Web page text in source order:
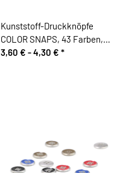
Kunststoff-Druckknöpfe
COLOR SNAPS, 43 Farben,
Prym
3,60 € -4,30 € *